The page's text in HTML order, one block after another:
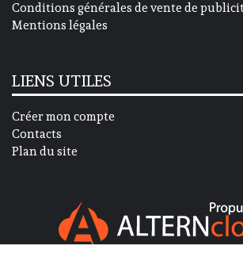
Conditions générales de vente de
Mentions légales
LIENS UTILES
Créer mon compte
Contacts
Plan du site